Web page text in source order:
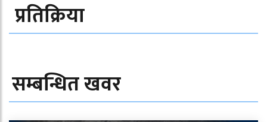
प्रतिक्रिया
सम्बन्धित खवर